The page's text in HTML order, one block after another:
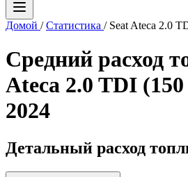
Домой / Статистика / Seat Ateca 2.0
Средний расход
Ateca 2.0 TDI
2024
Детальный расход